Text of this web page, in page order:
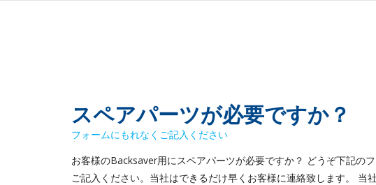
スペアパーツが必要ですか？
フォームにもれなくご記入ください
お客様のBacksaver用にスペアパーツが必要ですか？ どうぞ下記の
ご記入ください。当社はできるだけ早くお客様に連絡致します。 当